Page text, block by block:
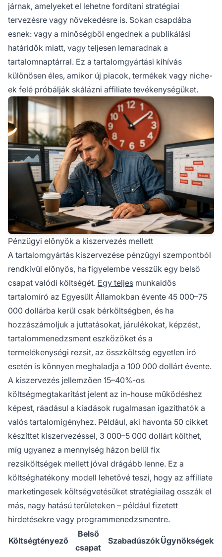
járnak, amelyeket el lehetne fordítani stratégiai
tervezésre vagy növekedésre is. Sokan csapdába
esnek: vagy a minőségből engednek a publikálási
határidők miatt, vagy teljesen lemaradnak a
tartalomnaptárral. Ez a tartalomgyártási kihívás
különösen éles, amikor új piacok, termékek vagy niche-
ek felé próbálják skálázni affiliate tevékenységüket.
Pénzügyi előnyök a kiszervezés mellett
A tartalomgyártás kiszervezése pénzügyi szempontból
rendkívül előnyös, ha figyelembe vesszük egy belső
csapat valódi költségét. Egy teljes munkaidős
tartalomíró az Egyesült Államokban évente 45 000–75
000 dollárba kerül csak bérköltségben, és ha
hozzászámoljuk a juttatásokat, járulékokat, képzést,
tartalommenedzsment eszközöket és a
termelékenységi rezsit, az összköltség egyetlen író
esetén is könnyen meghaladja a 100 000 dollárt évente.
A kiszervezés jellemzően 15–40%-os
költségmegtakarítást jelent az in-house működéshez
képest, ráadásul a kiadások rugalmasan igazíthatók a
valós tartalomigényhez. Például, aki havonta 50 cikket
készíttet kiszervezéssel, 3 000–5 000 dollárt költhet,
míg ugyanez a mennyiség házon belül fix
rezsiköltségek mellett jóval drágább lenne. Ez a
költséghatékony modell lehetővé teszi, hogy az affiliate
marketingesek költségvetésüket stratégiailag osszák el
más, nagy hatású területeken – például fizetett
hirdetésekre vagy programmenedzsmentre.
Költségtényező
Belső
csapat
SzabadúszókÜgynökségek